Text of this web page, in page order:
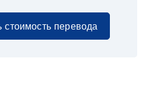
стоимость перевода